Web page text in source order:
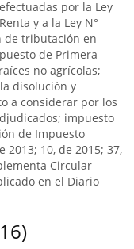
por la Ley
y a la Ley N°
de tributación en
de Primera
no agrícolas;
disolución y
a considerar por los
impuesto
de Impuesto
2013; 10, de 2015; 37,
Circular
en el Diario